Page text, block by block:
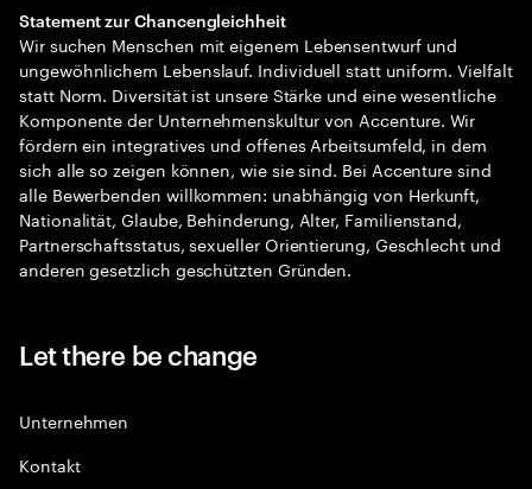
Statement zur Chancengleichheit
Wir suchen Menschen mit eigenem Lebensentwurf und
ungewöhnlichem Lebenslauf. Individuell statt uniform. Vielfalt
statt Norm. Diversität ist unsere Stärke und eine wesentliche
Komponente der Unternehmenskultur von Accenture. Wir
fördern ein integratives und offenes Arbeitsumfeld, in dem
sich alle so zeigen können, wie sie sind. Bei Accenture sind
alle Bewerbenden willkommen: unabhängig von Herkunft,
Nationalität, Glaube, Behinderung, Alter, Familienstand,
Partnerschaftsstatus, sexueller Orientierung, Geschlecht und
anderen gesetzlich geschützten Gründen.
Let there be change
Unternehmen
Kontakt